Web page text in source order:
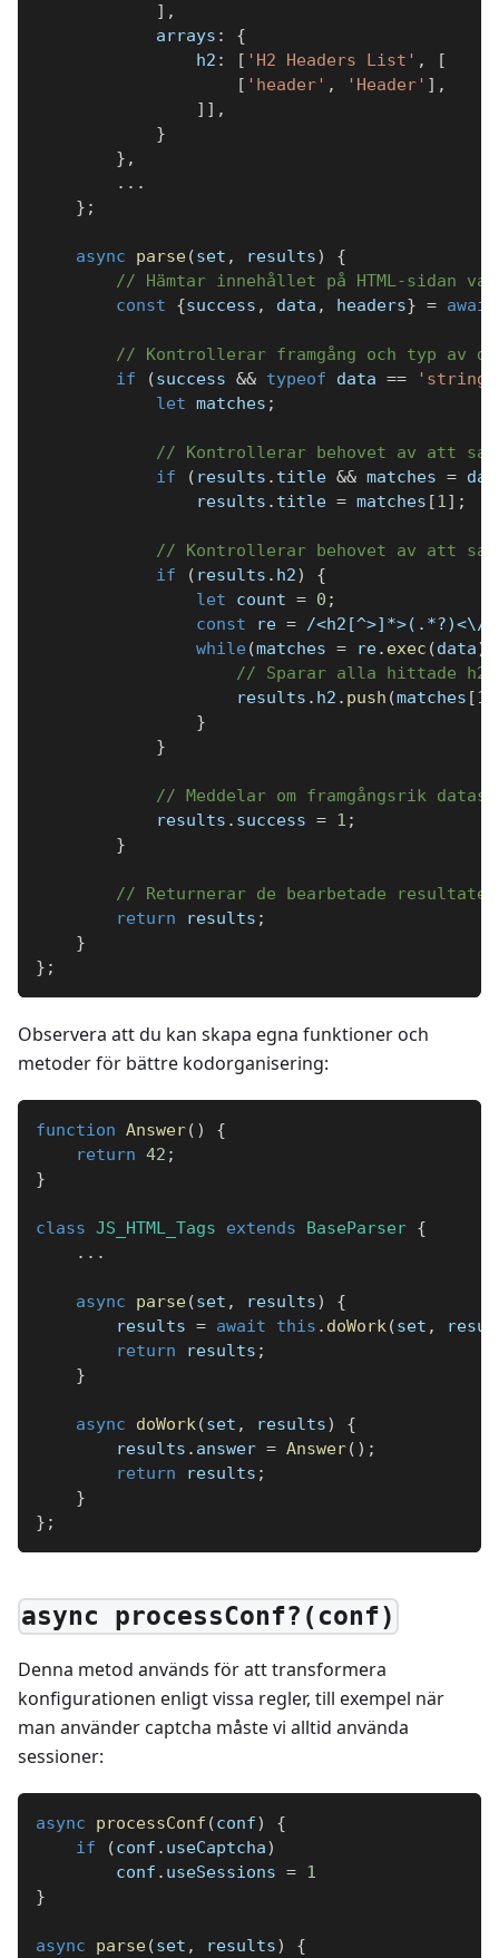
] ,
            arrays
:
{
                h2
: [ 'H2 Headers List' ,
[
[ 'header' , 'Header' ] ,
] ] ,
}
} ,
...
} ;
async parse(set , results)
{
// Hämtar innehållet på HTML-sidan
const
{success , data , headers} = await
// Kontrollerar framgång och typ av
if
(success && typeof data == 'string'
let matches ;
// Kontrollerar behovet av att
if
( results . title && matches =
                results
. title = matches [1] ;
// Kontrollerar behovet av att
if
( results . h2)
{
let count = 0 ;
const re = /<h2[^>]*>(.*?)<\/
while(matches = re. exec (data)
// Sparar alla hittade
                    results
. h2 . push (matches [1
}
}
// Meddelar om framgångsrik
            results
. success = 1 ;
}
// Returnerar de bearbetade resultaten
return results ;
}
} ;
Observera att du kan skapa egna funktioner och
metoder för bättre kodorganisering:
function Answer( )
{
return 42 ;
}
class JS_HTML_Tags extends BaseParser {
...
async parse(set , results)
{
        results
= await this . doWork(set ,
return results ;
}
async doWork(set , results)
{
        results
. answer = Answer( ) ;
return results ;
}
} ;
async processConf?(conf)
Denna metod används för att transformera
konfigurationen enligt vissa regler, till exempel när
man använder captcha måste vi alltid använda
sessioner:
async processConf (conf)
{
if
(conf . useCaptcha)
        conf
. useSessions = 1
}
async parse(set , results) {